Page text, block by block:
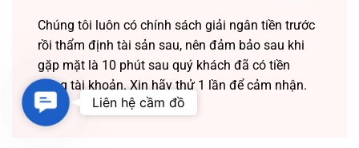
Chúng tôi luôn có chính sách giải ngân tiền trước
rồi thẩm định tài sản sau, nên đảm bảo sau khi
gặp mặt là 10 phút sau quý khách đã có tiền
trong tài khoản. Xin hãy thử 1 lần để cảm nhận.
Contact
Us
Liên hệ cầm đồ